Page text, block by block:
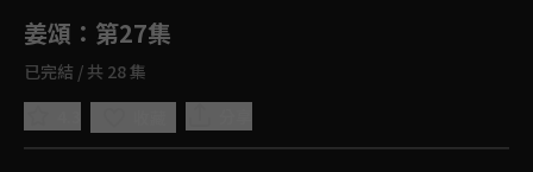
姜頌 ：第27集
已完結 / 共 28 集